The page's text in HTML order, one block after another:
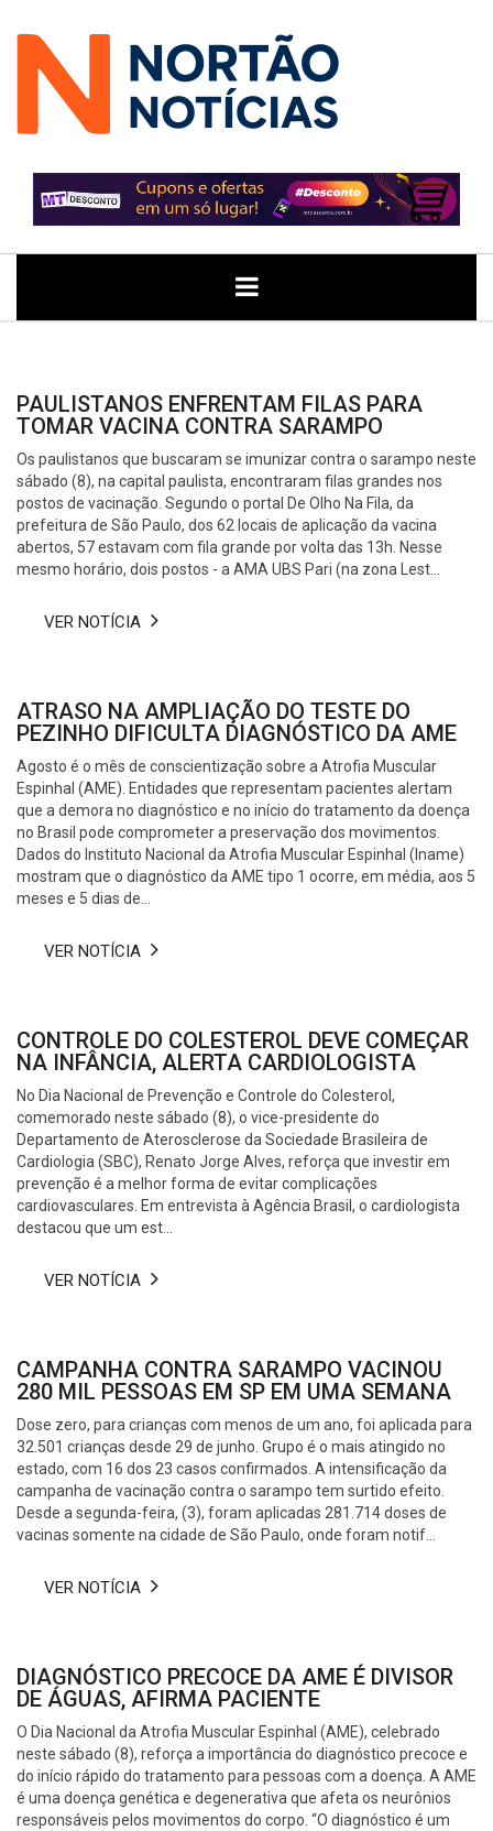
GERAL POLITICA ECONOMIA JUSTIÇA
PAULISTANOS ENFRENTAM FILAS PARA
TOMAR VACINA CONTRA SARAMPO
Os paulistanos que buscaram se imunizar contra o sarampo neste
sábado (8), na capital paulista, encontraram filas grandes nos
postos de vacinação. Segundo o portal De Olho Na Fila, da
prefeitura de São Paulo, dos 62 locais de aplicação da vacina
abertos, 57 estavam com fila grande por volta das 13h. Nesse
mesmo horário, dois postos - a AMA UBS Pari (na zona Lest...
VER NOTÍCIA
ATRASO NA AMPLIAÇÃO DO TESTE DO
PEZINHO DIFICULTA DIAGNÓSTICO DA AME
Agosto é o mês de conscientização sobre a Atrofia Muscular
Espinhal (AME). Entidades que representam pacientes alertam
que a demora no diagnóstico e no início do tratamento da doença
no Brasil pode comprometer a preservação dos movimentos.
Dados do Instituto Nacional da Atrofia Muscular Espinhal (Iname)
mostram que o diagnóstico da AME tipo 1 ocorre, em média, aos 5
meses e 5 dias de...
VER NOTÍCIA
CONTROLE DO COLESTEROL DEVE COMEÇAR
NA INFÂNCIA, ALERTA CARDIOLOGISTA
No Dia Nacional de Prevenção e Controle do Colesterol,
comemorado neste sábado (8), o vice-presidente do
Departamento de Aterosclerose da Sociedade Brasileira de
Cardiologia (SBC), Renato Jorge Alves, reforça que investir em
prevenção é a melhor forma de evitar complicações
cardiovasculares. Em entrevista à Agência Brasil, o cardiologista
destacou que um est...
VER NOTÍCIA
CAMPANHA CONTRA SARAMPO VACINOU
280 MIL PESSOAS EM SP EM UMA SEMANA
Dose zero, para crianças com menos de um ano, foi aplicada para
32.501 crianças desde 29 de junho. Grupo é o mais atingido no
estado, com 16 dos 23 casos confirmados. A intensificação da
campanha de vacinação contra o sarampo tem surtido efeito.
Desde a segunda-feira, (3), foram aplicadas 281.714 doses de
vacinas somente na cidade de São Paulo, onde foram notif...
VER NOTÍCIA
DIAGNÓSTICO PRECOCE DA AME É DIVISOR
DE ÁGUAS, AFIRMA PACIENTE
O Dia Nacional da Atrofia Muscular Espinhal (AME), celebrado
neste sábado (8), reforça a importância do diagnóstico precoce e
do início rápido do tratamento para pessoas com a doença. A AME
é uma doença genética e degenerativa que afeta os neurônios
responsáveis pelos movimentos do corpo. “O diagnóstico é um